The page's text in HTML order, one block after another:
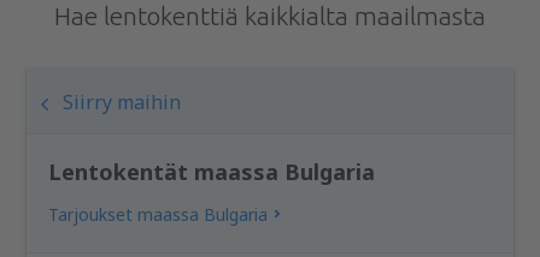
Hae lentokenttiä kaikkialta maailmasta
Siirry maihin
Lentokentät maassa Bulgaria
Tarjoukset maassa Bulgaria